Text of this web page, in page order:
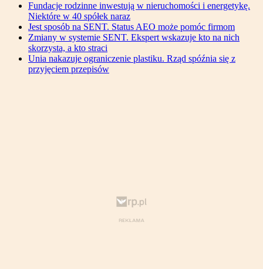
Fundacje rodzinne inwestują w nieruchomości i energetykę.
Niektóre w 40 spółek naraz
Jest sposób na SENT. Status AEO może pomóc firmom
Zmiany w systemie SENT. Ekspert wskazuje kto na nich
skorzysta, a kto straci
Unia nakazuje ograniczenie plastiku. Rząd spóźnia się z
przyjęciem przepisów